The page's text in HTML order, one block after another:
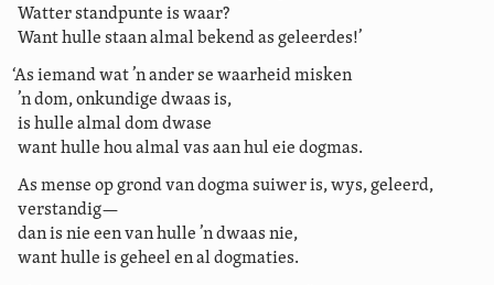
Watter standpunte is waar?
Want hulle staan almal bekend as geleerdes!’
‘As iemand wat ’n ander se waarheid misken
’n dom, onkundige dwaas is,
is hulle almal dom dwase
want hulle hou almal vas aan hul eie dogmas.
As mense op grond van dogma suiwer is, wys, geleerd,
verstandig—
dan is nie een van hulle ’n dwaas nie,
want hulle is geheel en al dogmaties.